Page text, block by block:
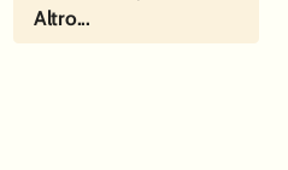
Altro...